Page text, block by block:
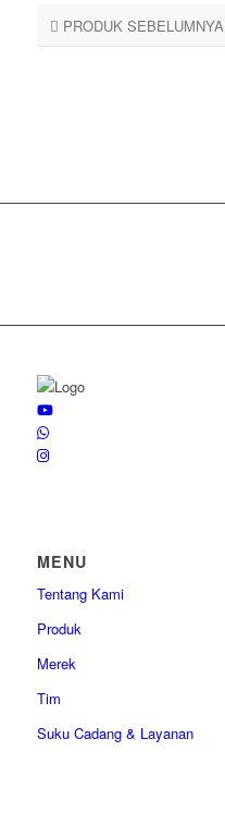
PRODUK SEBELUMNYA
MENU
Tentang Kami
Produk
Merek
Tim
Suku Cadang & Layanan